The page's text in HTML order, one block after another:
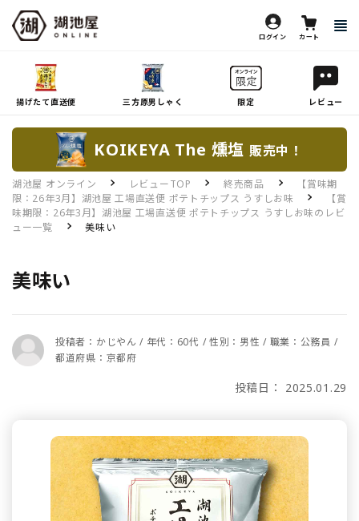
ログイン カート
揚げたて直送便 三方原男しゃく 限定 レビュー
KOIKEYA The 燻塩 販売中！
湖池屋 オンライン レビューTOP 終売商品
【賞味期
限：26年3月】湖池屋 工場直送便 ポテトチップス うすしお味
【賞
味期限：26年3月】湖池屋 工場直送便 ポテトチップス うすしお味のレビ
ュー一覧
美味い
美味い
投稿者：かじやん / 年代：60代 / 性別：男性 / 職業：公務員 /
都道府県：京都府
投稿日： 2025.01.29